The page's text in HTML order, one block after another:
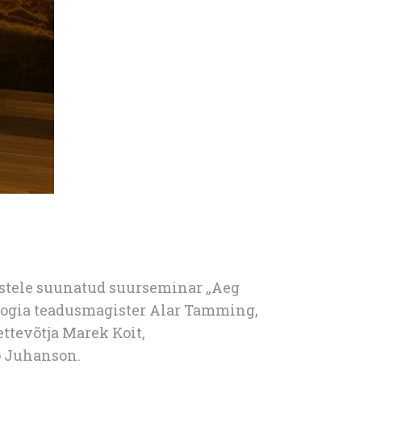
suunatud suurseminar „Aeg
teadusmagister Alar Tamming,
Marek Koit,